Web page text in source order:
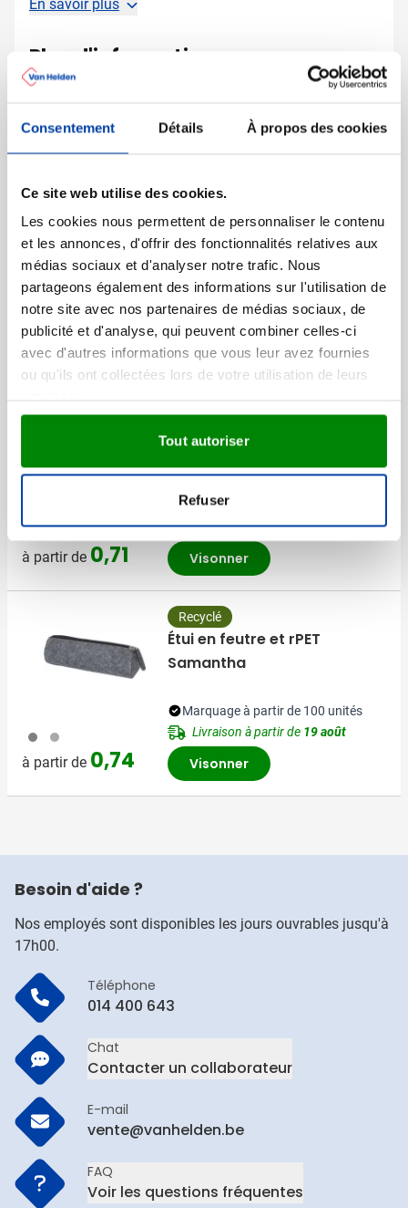
Consentement Détails À propos des cookies
Ce site web utilise des cookies.
Les cookies nous permettent de personnaliser le contenu
et les annonces, d'offrir des fonctionnalités relatives aux
médias sociaux et d'analyser notre trafic. Nous
partageons également des informations sur l'utilisation de
notre site avec nos partenaires de médias sociaux, de
publicité et d'analyse, qui peuvent combiner celles-ci
avec d'autres informations que vous leur avez fournies
ou qu'ils ont collectées lors de votre utilisation de leurs
Tout autoriser
Refuser
En savoir plus
Plus d'information
Numéro d'article
Marque
IMPRESSION
Capacité
Grammage
80 gr/m²
Dimensions
29.5 cm x 24 cm x 0.1 cm
(l x l x h)
D'autres ont aussi regardé
009
à partir de 0,71
Jeux de cartes
Marquage à partir de 150 unités
Livraison à partir de18 août
Visonner
003 491
à partir de 0,74
Recyclé
Étui en feutre et rPET
Samantha
Marquage à partir de 100 unités
Livraison à partir de 19 août
Visonner
Besoin d'aide ?
Nos employés sont disponibles les jours ouvrables jusqu'à
17h00.
Téléphone
014 400 643
Chat
Contacter un collaborateur
E-mail
vente@vanhelden.be
FAQ
Voir les questions fréquentes